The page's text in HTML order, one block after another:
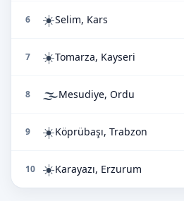
6 ☀️Selim, Kars
7 ☀️Tomarza, Kayseri
8 🌫️Mesudiye, Ordu
9 ☀️Köprübaşı, Trabzon
10 ☀️Karayazı, Erzurum